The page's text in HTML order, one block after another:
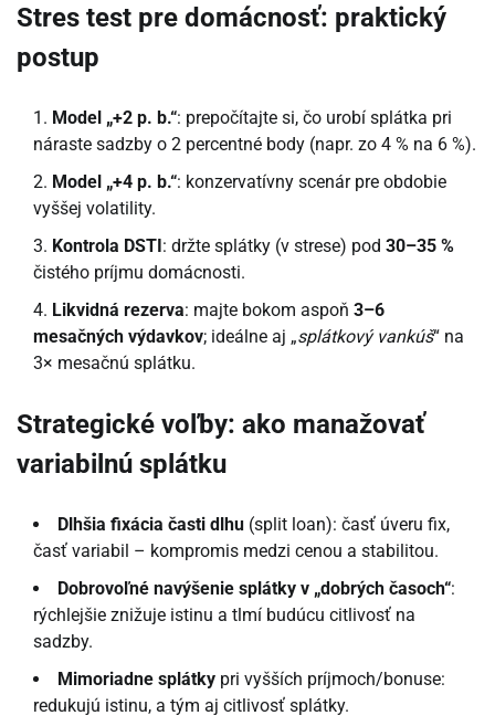
Stres test pre domácnosť: praktický
postup
Model „+2 p. b.“: prepočítajte si, čo urobí splátka pri
náraste sadzby o 2 percentné body (napr. zo 4 % na 6 %).
Model „+4 p. b.“: konzervatívny scenár pre obdobie
vyššej volatility.
Kontrola DSTI: držte splátky (v strese) pod 30–35 %
čistého príjmu domácnosti.
Likvidná rezerva: majte bokom aspoň 3–6
mesačných výdavkov; ideálne aj „splátkový vankúš“ na
3× mesačnú splátku.
Strategické voľby: ako manažovať
variabilnú splátku
Dlhšia fixácia časti dlhu (split loan): časť úveru fix,
časť variabil – kompromis medzi cenou a stabilitou.
Dobrovoľné navýšenie splátky v „dobrých časoch“:
rýchlejšie znižuje istinu a tlmí budúcu citlivosť na
sadzby.
Mimoriadne splátky pri vyšších príjmoch/bonuse:
redukujú istinu, a tým aj citlivosť splátky.